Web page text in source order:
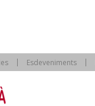
Esdeveniments